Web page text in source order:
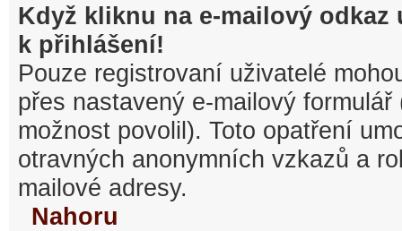
Když kliknu na e-mailový odkaz
k přihlášení!
Pouze registrovaní uživatelé
přes nastavený e-mailový
možnost povolil). Toto opatření
otravných anonymních vzkazů a
mailové adresy.
Nahoru